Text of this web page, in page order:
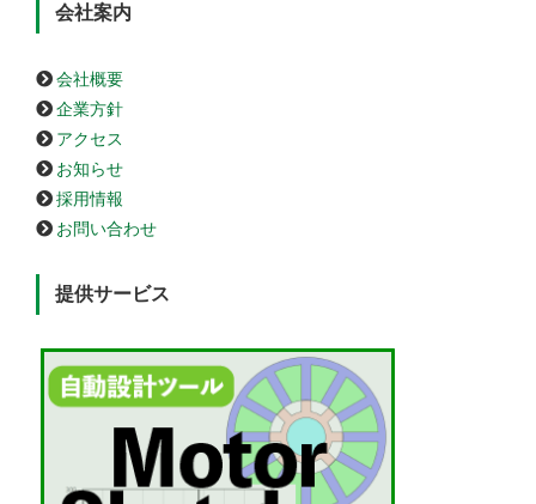
会社案内
会社概要
企業方針
アクセス
お知らせ
採用情報
お問い合わせ
提供サービス